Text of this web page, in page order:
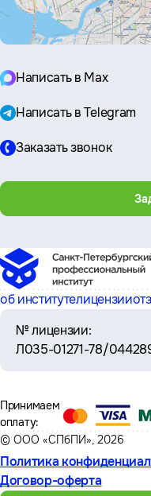
Написать в Max
Написать в Telegram
Заказать звонок
об институтелицензии
№ лицензии:
Л035-01271-78/
© ООО «СПбПИ», 2026
Политика
Договор-оферта
Принимаем
оплату: